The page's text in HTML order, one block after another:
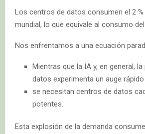
Los centros de datos consumen el 2 %
mundial, lo que equivale al consumo
Nos enfrentamos a una ecuación
Mientras que la IA y, en general,
datos experimenta un auge rápido
se necesitan centros de datos
potentes.
Esta explosión de la demanda